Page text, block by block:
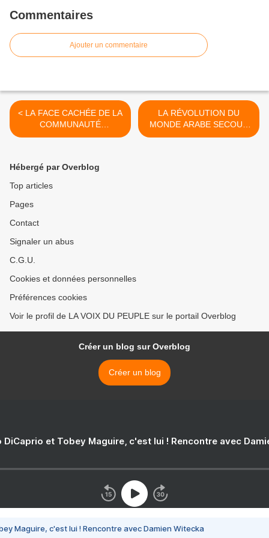
Commentaires
Ajouter un commentaire
< LA FACE CACHÉE DE LA
COMMUNAUTÉ
INTERNATIONALE
LA RÉVOLUTION DU
MONDE ARABE SECOUE
LA DIPLOMATIE
Hébergé par Overblog
Top articles
Pages
Contact
Signaler un abus
C.G.U.
Cookies et données personnelles
Préférences cookies
Voir le profil de LA VOIX DU PEUPLE sur le portail Overblog
Créer un blog sur Overblog
Créer un blog
DiCaprio et Tobey Maguire, c'est lui ! Rencontre avec
Maguire, c'est lui ! Rencontre avec Damien Witecka